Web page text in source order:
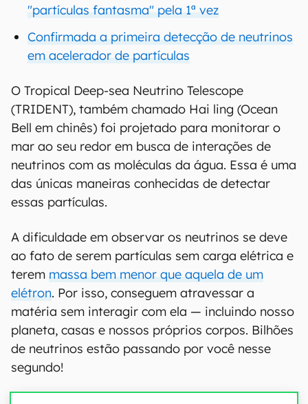
"partículas fantasma" pela 1ª vez
Confirmada a primeira detecção de neutrinos
em acelerador de partículas
O Tropical Deep-sea Neutrino Telescope
(TRIDENT), também chamado Hai ling (Ocean
Bell em chinês) foi projetado para monitorar o
mar ao seu redor em busca de interações de
neutrinos com as moléculas da água. Essa é uma
das únicas maneiras conhecidas de detectar
essas partículas.
A dificuldade em observar os neutrinos se deve
ao fato de serem partículas sem carga elétrica e
terem massa bem menor que aquela de um
elétron. Por isso, conseguem atravessar a
matéria sem interagir com ela — incluindo nosso
planeta, casas e nossos próprios corpos. Bilhões
de neutrinos estão passando por você nesse
segundo!